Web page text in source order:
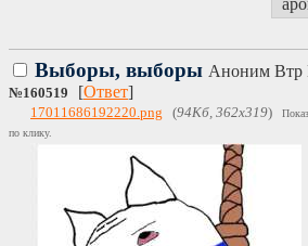
Выборы, выборы Аноним Втр
№160519 [Ответ]
17011686192220.png (94Кб, 362x319)
по клику.